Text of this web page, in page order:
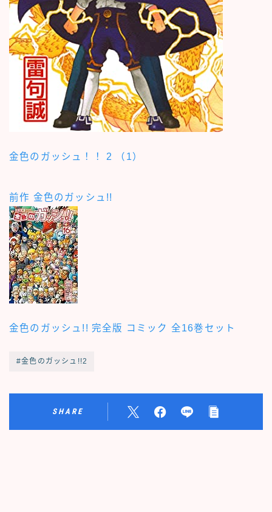
金色のガッシュ！！ 2 （1）
前作 金色のガッシュ!!
金色のガッシュ!! 完全版 コミック 全16巻セット
#金色のガッシュ!!2
SHARE